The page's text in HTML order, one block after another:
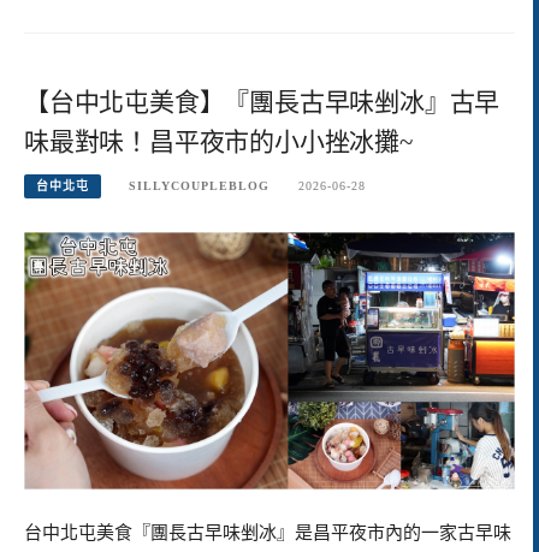
【台中北屯美食】『團長古早味剉冰』古早
味最對味！昌平夜市的小小挫冰攤~
台中北屯 SILLYCOUPLEBLOG 2026-06-28
台中北屯美食『團長古早味剉冰』是昌平夜市內的一家古早味